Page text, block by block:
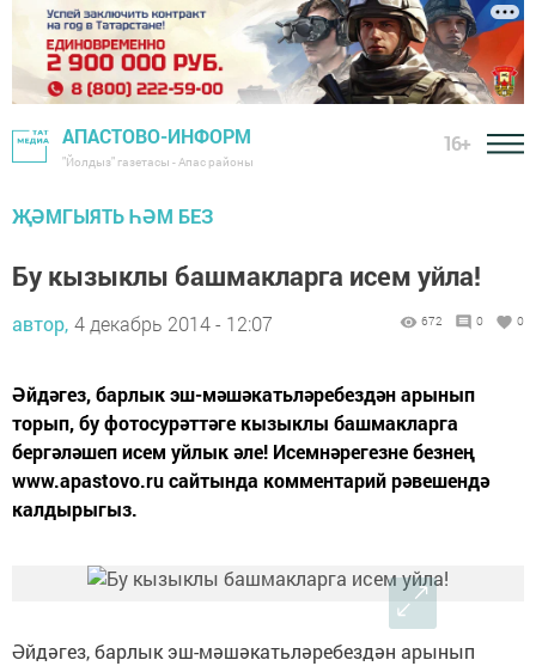
АПАСТОВО-ИНФОРМ
"Йолдыз" газетасы - Апас районы
16+
ҖӘМГЫЯТЬ ҺӘМ БЕЗ
Бу кызыклы башмакларга исем уйла!
автор, 4 декабрь 2014 - 12:07 672 0 0
Әйдәгез, барлык эш-мәшәкатьләребездән арынып
торып, бу фотосурәттәге кызыклы башмакларга
бергәләшеп исем уйлык әле! Исемнәрегезне безнең
www.apastovo.ru сайтында комментарий рәвешендә
калдырыгыз.
Әйдәгез, барлык эш-мәшәкатьләребездән арынып